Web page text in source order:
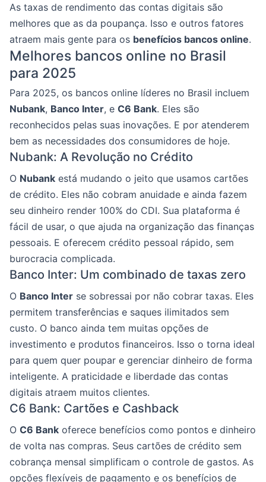
As taxas de rendimento das contas digitais são
melhores que as da poupança. Isso e outros fatores
atraem mais gente para os benefícios bancos online.
Melhores bancos online no Brasil
para 2025
Para 2025, os bancos online líderes no Brasil incluem
Nubank, Banco Inter, e C6 Bank. Eles são
reconhecidos pelas suas inovações. E por atenderem
bem as necessidades dos consumidores de hoje.
Nubank: A Revolução no Crédito
O Nubank está mudando o jeito que usamos cartões
de crédito. Eles não cobram anuidade e ainda fazem
seu dinheiro render 100% do CDI. Sua plataforma é
fácil de usar, o que ajuda na organização das finanças
pessoais. E oferecem crédito pessoal rápido, sem
burocracia complicada.
Banco Inter: Um combinado de taxas zero
O Banco Inter se sobressai por não cobrar taxas. Eles
permitem transferências e saques ilimitados sem
custo. O banco ainda tem muitas opções de
investimento e produtos financeiros. Isso o torna ideal
para quem quer poupar e gerenciar dinheiro de forma
inteligente. A praticidade e liberdade das contas
digitais atraem muitos clientes.
C6 Bank: Cartões e Cashback
O C6 Bank oferece benefícios como pontos e dinheiro
de volta nas compras. Seus cartões de crédito sem
cobrança mensal simplificam o controle de gastos. As
opções flexíveis de pagamento e os benefícios de